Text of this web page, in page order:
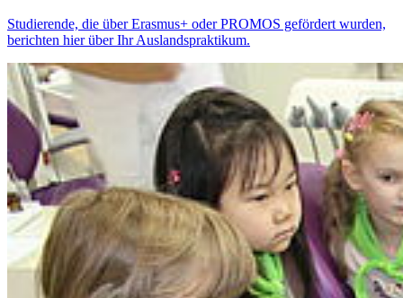
Studierende, die über Erasmus+ oder PROMOS gefördert wurden,
berichten hier über Ihr Auslandspraktikum.